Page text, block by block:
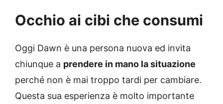
Occhio ai cibi che consumi
Oggi Dawn è una persona nuova ed invita
chiunque a prendere in mano la situazione
perché non è mai troppo tardi per cambiare.
Questa sua esperienza è molto importante